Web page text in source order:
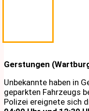
Gerstungen
Unbekannte haben in
geparkten Fahrzeugs
Polizei ereignete sich